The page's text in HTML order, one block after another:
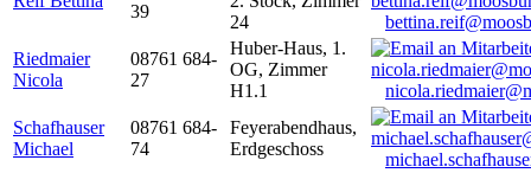
39
24
Riedmaier
Nicola
08761 684-
27
Huber-Haus, 1.
OG, Zimmer
H1.1
Schafhauser
Michael
08761 684-
74
Feyerabendhaus,
Erdgeschoss